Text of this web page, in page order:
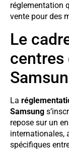
réglementation
vente pour des
Le
centres
La
Samsung
repose sur un
internationales,
spécifiques